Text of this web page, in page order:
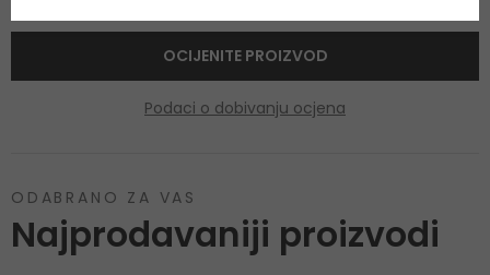
OCIJENITE PROIZVOD
Podaci o dobivanju ocjena
ODABRANO ZA VAS
Najprodavaniji proizvodi